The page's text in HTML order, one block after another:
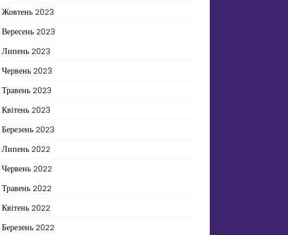
Жовтень 2023
Вересень 2023
Липень 2023
Червень 2023
Травень 2023
Квітень 2023
Березень 2023
Липень 2022
Червень 2022
Травень 2022
Квітень 2022
Березень 2022